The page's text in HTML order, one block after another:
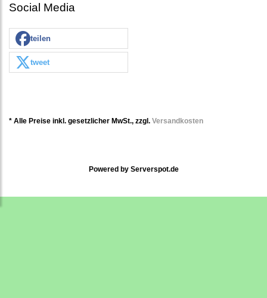
Social Media
teilen
tweet
* Alle Preise inkl. gesetzlicher MwSt., zzgl. Versandkosten
Powered by Serverspot.de